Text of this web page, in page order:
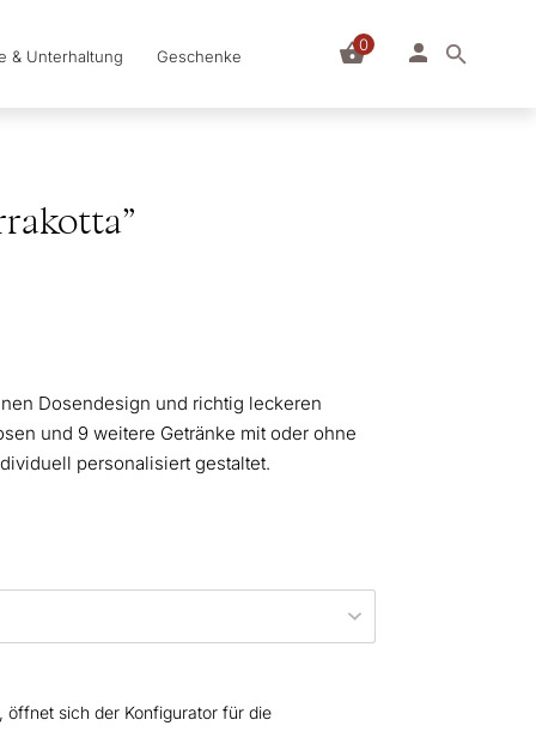
& Unterhaltung Geschenke
0
Dosendesign und richtig leckeren
und 9 weitere Getränke mit oder ohne
personalisiert gestaltet.
öffnet sich der Konfigurator für die